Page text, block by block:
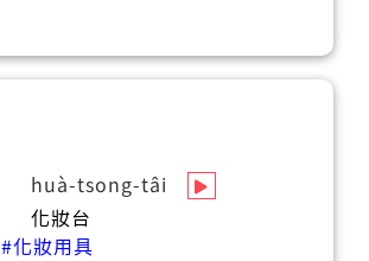
huà-tsong-tâi
化妝台
#化妝用具